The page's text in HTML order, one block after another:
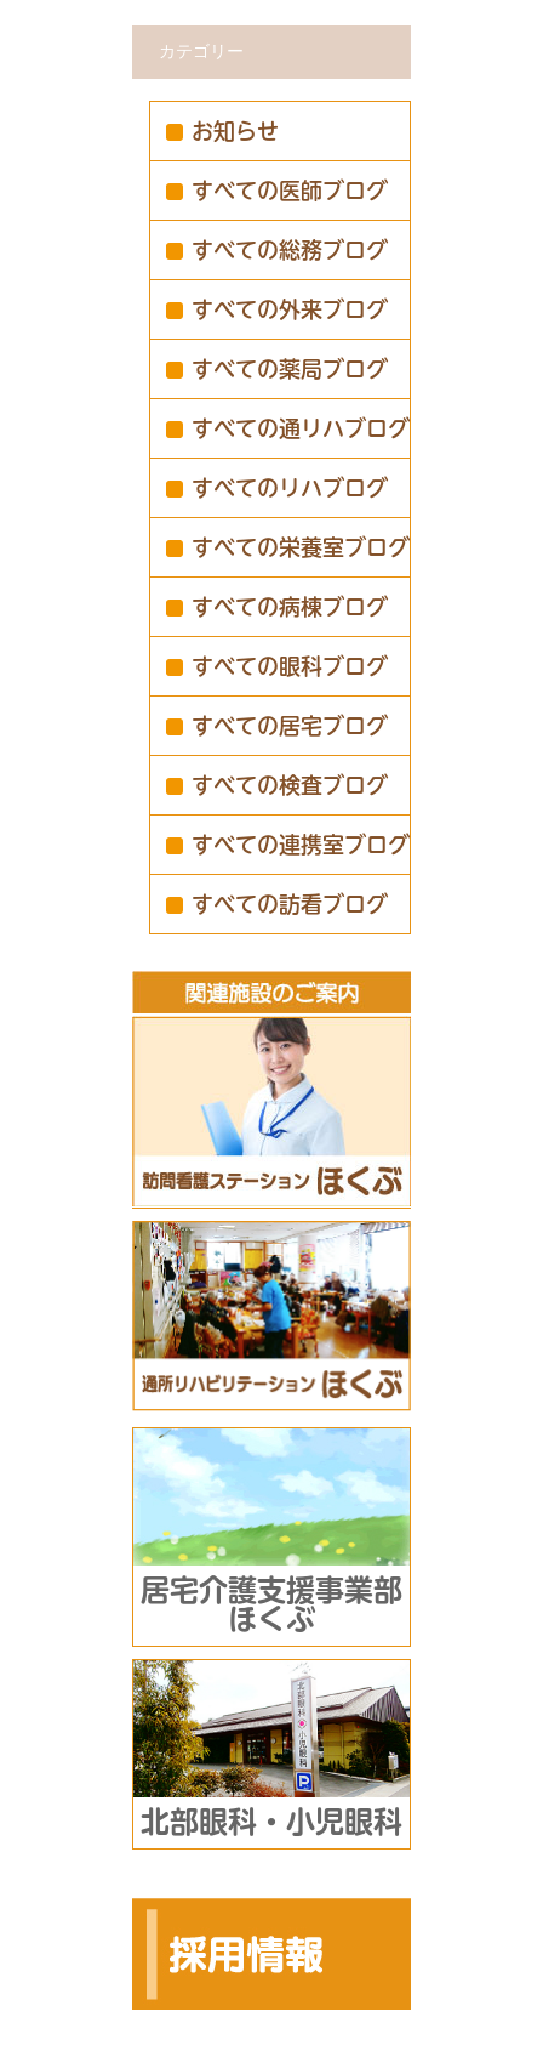
カテゴリー
お知らせ
すべての医師ブログ
すべての総務ブログ
すべての外来ブログ
すべての薬局ブログ
すべての通リハブログ
すべてのリハブログ
すべての栄養室ブログ
すべての病棟ブログ
すべての眼科ブログ
すべての居宅ブログ
すべての検査ブログ
すべての連携室ブログ
すべての訪看ブログ
居宅介護支援事業部
ほくぶ
北部眼科・小児眼科